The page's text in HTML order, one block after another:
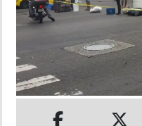
MUNDO
INSÓLITAS
MULTIMEDIA